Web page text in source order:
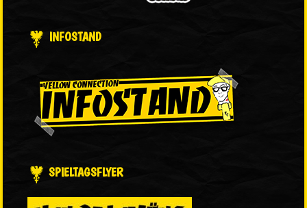
INFOSTAND
SPIELTAGSFLYER